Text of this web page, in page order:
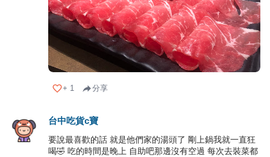
+ 1 分享
台中吃貨c寶
要說最喜歡的話 就是他們家的湯頭了 剛上鍋我就一直狂
喝🤣 吃的時間是晚上 自助吧那邊沒有空過 每次去裝菜都